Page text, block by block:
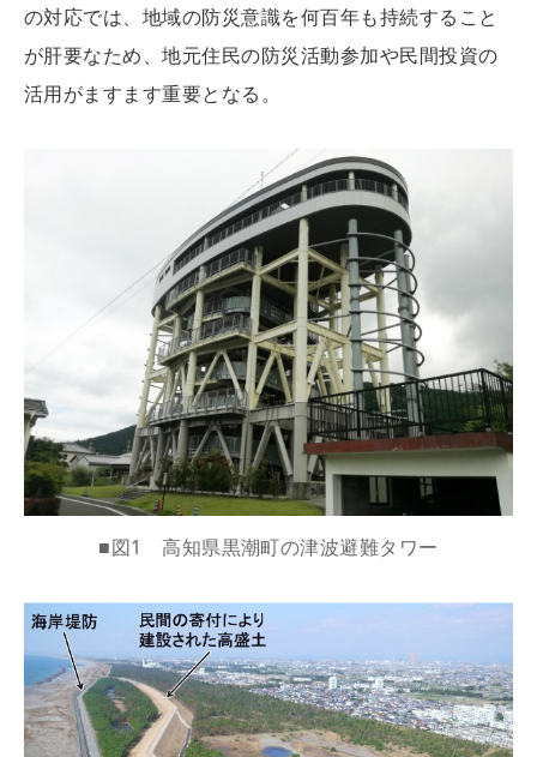
の対応では、地域の防災意識を何百年も持続すること
が肝要なため、地元住民の防災活動参加や民間投資の
活用がますます重要となる。
■図1 高知県黒潮町の津波避難タワー